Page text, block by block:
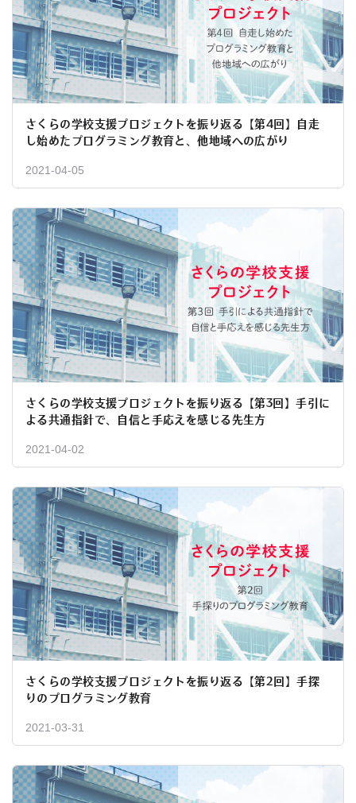
さくらの学校支援プロジェクトを振り返る【第4回】自走
し始めたプログラミング教育と、他地域への広がり
2021-04-05
さくらの学校支援プロジェクトを振り返る【第3回】手引に
よる共通指針で、自信と手応えを感じる先生方
2021-04-02
さくらの学校支援プロジェクトを振り返る【第2回】手探
りのプログラミング教育
2021-03-31